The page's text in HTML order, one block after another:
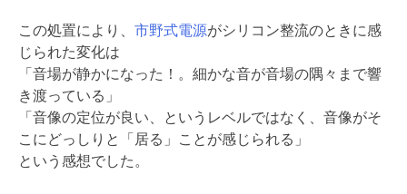
この処置により、 市野式電源がシリコン整流のときに感
じられた変化は
「音場が静かになった！。細かな音が音場の隅々まで響
き渡っている」
「音像の定位が良い、というレベルではなく、音像がそ
こにどっしりと「居る」ことが感じられる」
という感想でした。